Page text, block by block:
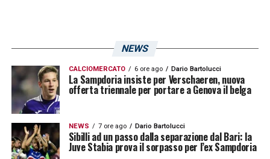
NEWS
CALCIOMERCATO 6 ore ago Dario Bartolucci
La Sampdoria insiste per Verschaeren, nuova
offerta triennale per portare a Genova il belga
NEWS 7 ore ago Dario Bartolucci
Sibilli ad un passo dalla separazione dal Bari: la
Juve Stabia prova il sorpasso per l’ex Sampdoria